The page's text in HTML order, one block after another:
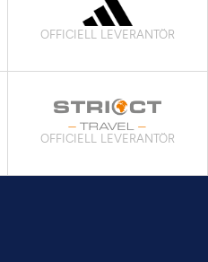
OFFICIELL LEVERANTÖR
OFFICIELL LEVERANTÖR